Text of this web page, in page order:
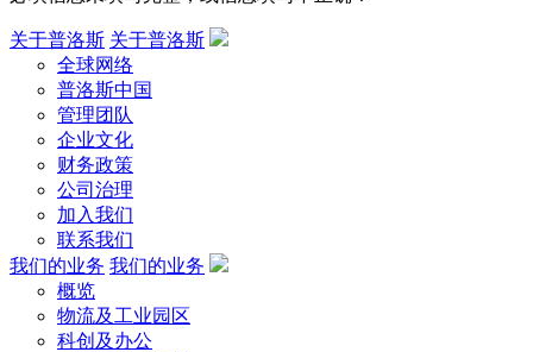
关于普洛斯 关于普洛斯
全球网络
普洛斯中国
管理团队
企业文化
财务政策
公司治理
加入我们
联系我们
我们的业务 我们的业务
概览
物流及工业园区
科创及办公